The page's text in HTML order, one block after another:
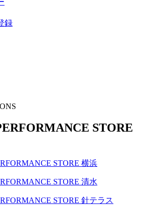
録
STORE
STORE 横浜
STORE 清水
STORE 針テラス